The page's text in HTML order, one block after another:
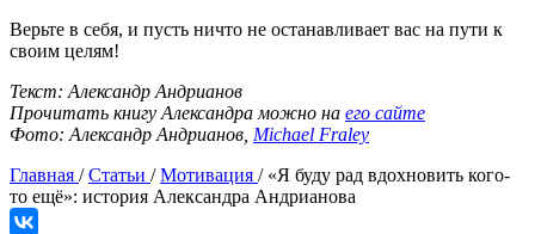
Верьте в себя, и пусть ничто не останавливает вас на пути к
своим целям!
Текст: Александр Андрианов
Прочитать книгу Александра можно на его сайте
Фото: Александр Андрианов, Michael Fraley
Главная /Статьи /Мотивация / «Я буду рад вдохновить кого-
то ещё»: история Александра Андрианова